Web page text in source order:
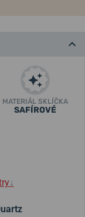
MATERIÁL SKLÍČKA
SAFÍROVÉ
↓